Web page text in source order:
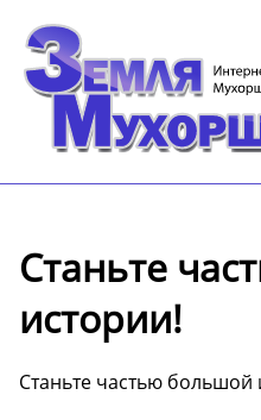
Станьте
истории!
Станьте частью большой